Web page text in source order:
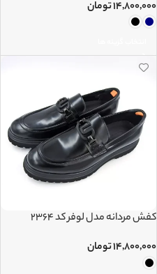
۱۴,۸۰۰,۰۰۰تومان
کفش مردانه مدل لوفر کد 2364
۱۴,۸۰۰,۰۰۰تومان